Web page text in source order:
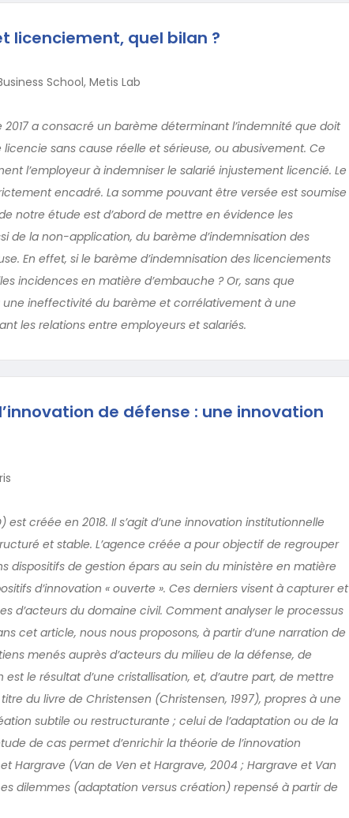
licenciement, quel bilan ?
School, Metis Lab
a consacré un barème déterminant l’indemnité que doit
licencie sans cause réelle et sérieuse, ou abusivement. Ce
l’employeur à indemniser le salarié injustement licencié. Le
encadré. La somme pouvant être versée est soumise
notre étude est d’abord de mettre en évidence les
de la non-application, du barème d’indemnisation des
En effet, si le barème d’indemnisation des licenciements
incidences en matière d’embauche ? Or, sans que
une ineffectivité du barème et corrélativement à une
les relations entre employeurs et salariés.
de défense : une innovation
est créée en 2018. Il s’agit d’une innovation institutionnelle
et stable. L’agence créée a pour objectif de regrouper
dispositifs de gestion épars au sein du ministère en matière
d’innovation « ouverte ». Ces derniers visent à capturer et
d’acteurs du domaine civil. Comment analyser le processus
cet article, nous nous proposons, à partir d’une narration de
menés auprès d’acteurs du milieu de la défense, de
le résultat d’une cristallisation, et, d’autre part, de mettre
du livre de Christensen (Christensen, 1997), propres à une
subtile ou restructurante ; celui de l’adaptation ou de la
de cas permet d’enrichir la théorie de l’innovation
Hargrave (Van de Ven et Hargrave, 2004 ; Hargrave et Van
dilemmes (adaptation versus création) repensé à partir de